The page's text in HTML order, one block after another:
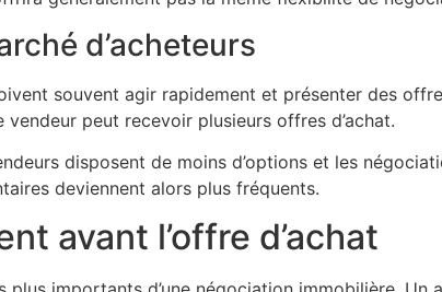
d’acheteurs
souvent agir rapidement et présenter des
peut recevoir plusieurs offres d’achat.
disposent de moins d’options et les
deviennent alors plus fréquents.
avant l’offre d’achat